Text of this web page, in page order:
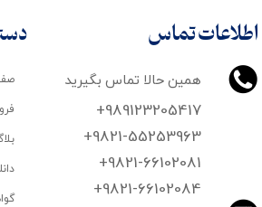
اطلاعات تماس
همین حالا تماس بگیرید
+989123205417
+9821-55253963
+9821-66102081
​​​​​​​+9821-66102084